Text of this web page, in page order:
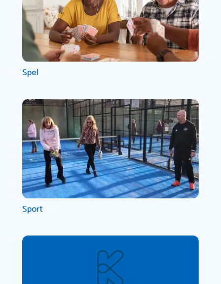
Spel
Sport